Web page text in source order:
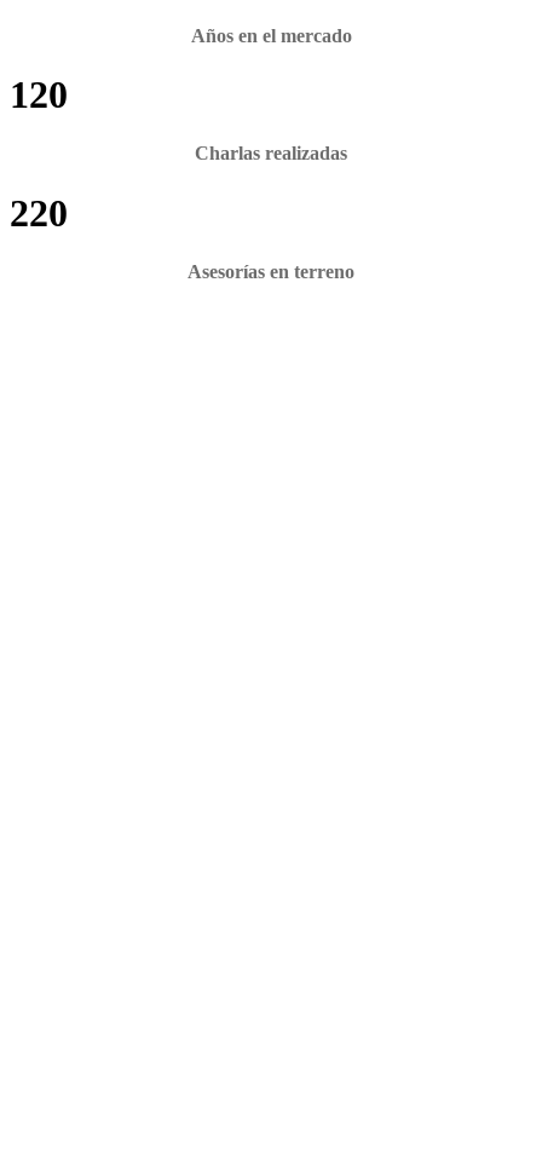
Años en el mercado
120
Charlas realizadas
220
Asesorías en terreno